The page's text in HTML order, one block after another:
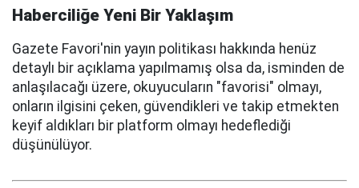
Haberciliğe Yeni Bir Yaklaşım
Gazete Favori'nin yayın politikası hakkında henüz
detaylı bir açıklama yapılmamış olsa da, isminden de
anlaşılacağı üzere, okuyucuların "favorisi" olmayı,
onların ilgisini çeken, güvendikleri ve takip etmekten
keyif aldıkları bir platform olmayı hedeflediği
düşünülüyor.